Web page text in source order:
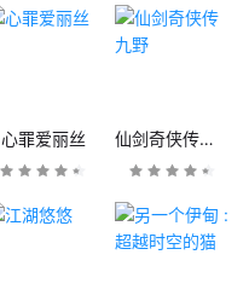
心罪爱丽丝 仙剑奇侠传九野